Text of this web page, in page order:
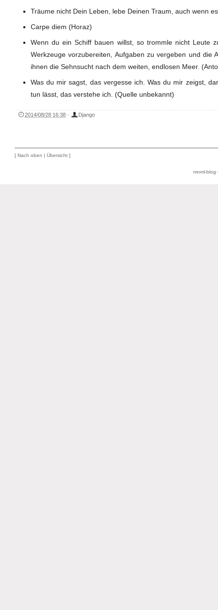
Träume nicht Dein Leben, lebe Deinen Traum, auch wenn
Carpe diem (Horaz)
Wenn du ein Schiff bauen willst, so trommle nicht Leute
Werkzeuge vorzubereiten, Aufgaben zu vergeben und die
ihnen die Sehnsucht nach dem weiten, endlosen Meer.
Was du mir sagst, das vergesse ich. Was du mir zeigst,
tun lässt, das verstehe ich. (Quelle unbekannt)
2014/08/28 16:38 · Django
[ Nach oben | Übersicht ]
mnml-blog